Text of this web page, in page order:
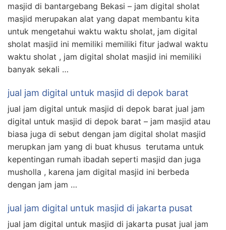
masjid di bantargebang Bekasi – jam digital sholat
masjid merupakan alat yang dapat membantu kita
untuk mengetahui waktu waktu sholat, jam digital
sholat masjid ini memiliki memiliki fitur jadwal waktu
waktu sholat , jam digital sholat masjid ini memiliki
banyak sekali …
jual jam digital untuk masjid di depok barat
jual jam digital untuk masjid di depok barat jual jam
digital untuk masjid di depok barat – jam masjid atau
biasa juga di sebut dengan jam digital sholat masjid
merupkan jam yang di buat khusus terutama untuk
kepentingan rumah ibadah seperti masjid dan juga
musholla , karena jam digital masjid ini berbeda
dengan jam jam …
jual jam digital untuk masjid di jakarta pusat
jual jam digital untuk masjid di jakarta pusat jual jam